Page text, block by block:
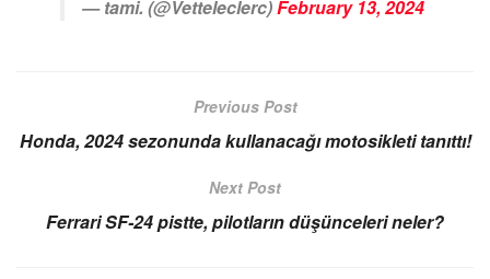
— tami. (@Vetteleclerc)February 13, 2024
Previous Post
Honda, 2024 sezonunda kullanacağı motosikleti tanıttı!
Next Post
Ferrari SF-24 pistte, pilotların düşünceleri neler?